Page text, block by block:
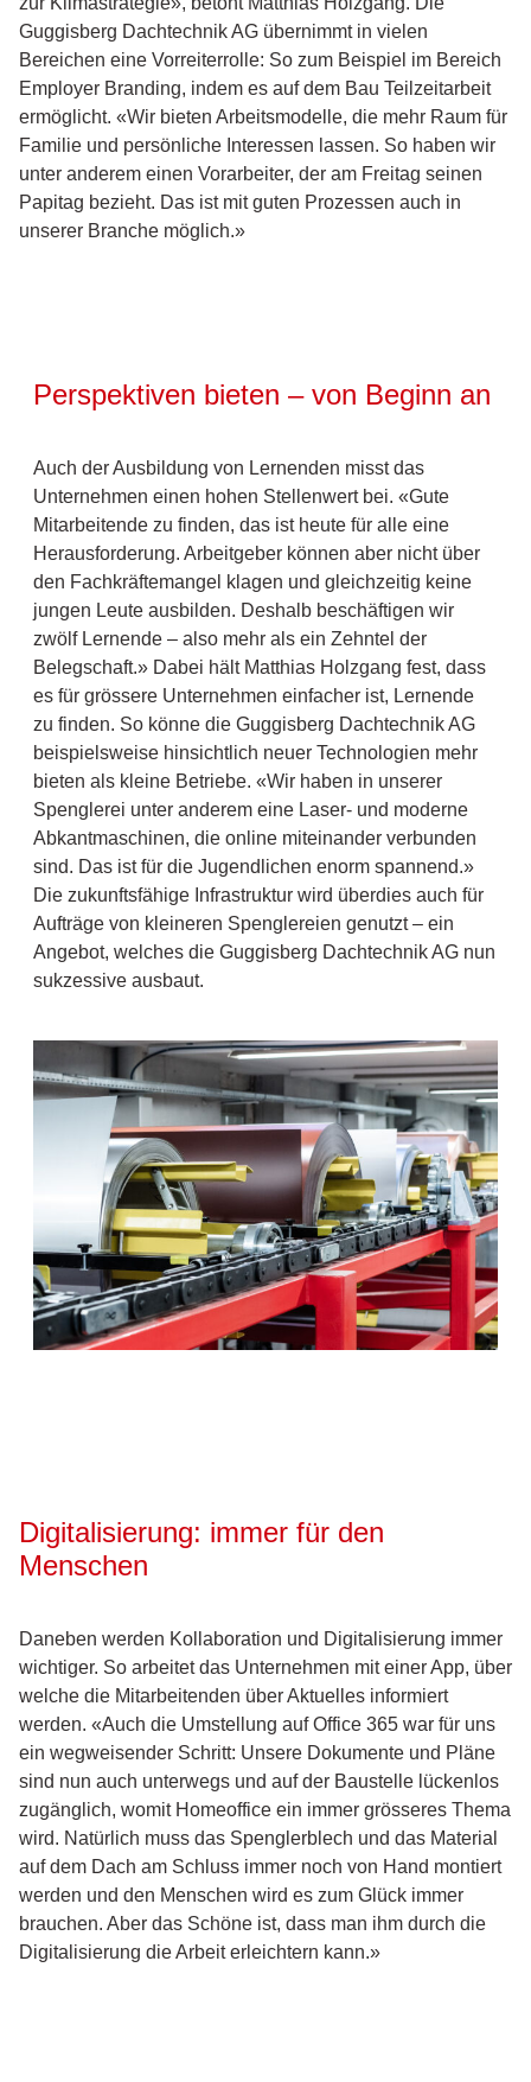
Guggisberg Dachtechnik AG übernimmt in vielen
Bereichen eine Vorreiterrolle: So zum Beispiel im Bereich
Employer Branding, indem es auf dem Bau Teilzeitarbeit
ermöglicht. «Wir bieten Arbeitsmodelle, die mehr Raum für
Familie und persönliche Interessen lassen. So haben wir
unter anderem einen Vorarbeiter, der am Freitag seinen
Papitag bezieht. Das ist mit guten Prozessen auch in
unserer Branche möglich.»
Perspektiven bieten – von Beginn an
Auch der Ausbildung von Lernenden misst das
Unternehmen einen hohen Stellenwert bei. «Gute
Mitarbeitende zu finden, das ist heute für alle eine
Herausforderung. Arbeitgeber können aber nicht über
den Fachkräftemangel klagen und gleichzeitig keine
jungen Leute ausbilden. Deshalb beschäftigen wir
zwölf Lernende – also mehr als ein Zehntel der
Belegschaft.» Dabei hält Matthias Holzgang fest, dass
es für grössere Unternehmen einfacher ist, Lernende
zu finden. So könne die Guggisberg Dachtechnik AG
beispielsweise hinsichtlich neuer Technologien mehr
bieten als kleine Betriebe. «Wir haben in unserer
Spenglerei unter anderem eine Laser- und moderne
Abkantmaschinen, die online miteinander verbunden
sind. Das ist für die Jugendlichen enorm spannend.»
Die zukunftsfähige Infrastruktur wird überdies auch für
Aufträge von kleineren Spenglereien genutzt – ein
Angebot, welches die Guggisberg Dachtechnik AG nun
sukzessive ausbaut.
Digitalisierung: immer für den
Menschen
Daneben werden Kollaboration und Digitalisierung immer
wichtiger. So arbeitet das Unternehmen mit einer App, über
welche die Mitarbeitenden über Aktuelles informiert
werden. «Auch die Umstellung auf Office 365 war für uns
ein wegweisender Schritt: Unsere Dokumente und Pläne
sind nun auch unterwegs und auf der Baustelle lückenlos
zugänglich, womit Homeoffice ein immer grösseres Thema
wird. Natürlich muss das Spenglerblech und das Material
auf dem Dach am Schluss immer noch von Hand montiert
werden und den Menschen wird es zum Glück immer
brauchen. Aber das Schöne ist, dass man ihm durch die
Digitalisierung die Arbeit erleichtern kann.»